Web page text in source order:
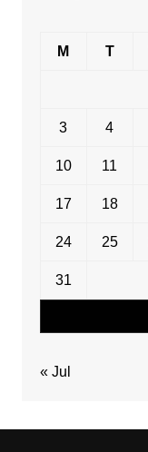
M T
3 4
10 11
17 18
24 25
31
« Jul